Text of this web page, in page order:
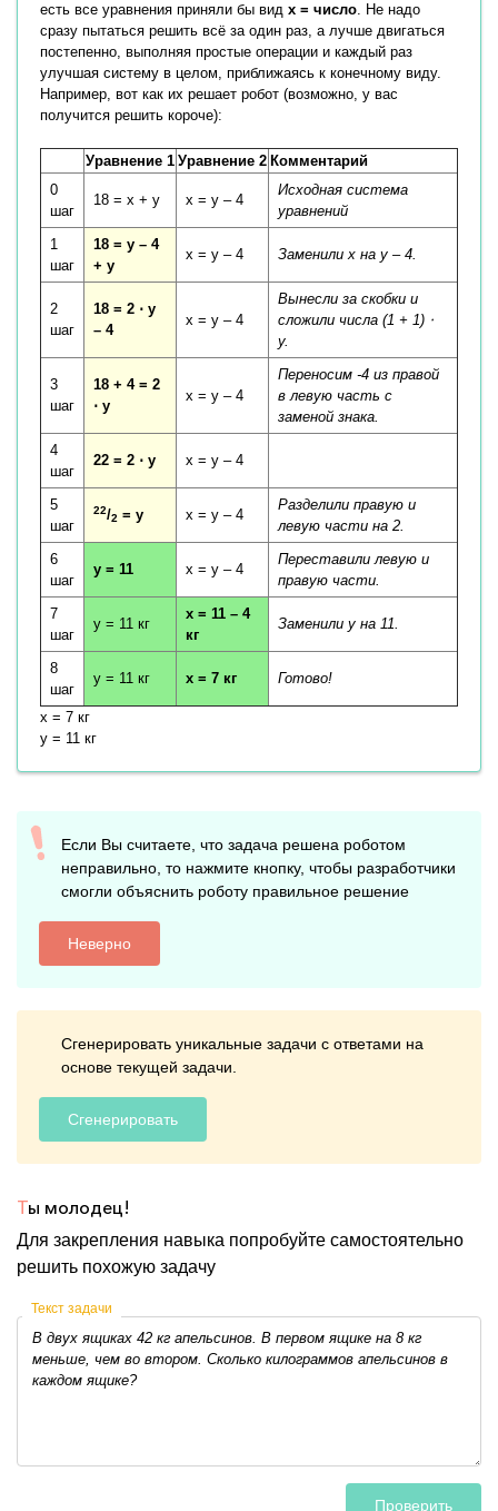
есть все уравнения приняли бы вид x = число. Не надо
сразу пытаться решить всё за один раз, а лучше двигаться
постепенно, выполняя простые операции и каждый раз
улучшая систему в целом, приближаясь к конечному виду.
Например, вот как их решает робот (возможно, у вас
получится решить короче):
Уравнение 1 Уравнение 2 Комментарий
0
шаг
18 = x + y x = y – 4
Исходная система
уравнений
1
шаг
18 = y – 4
+ y
x = y – 4 Заменили x на y – 4.
2
шаг
18 = 2 ⋅ y
– 4
x = y – 4
Вынесли за скобки и
сложили числа (1 + 1) ⋅
y.
3
шаг
18 + 4 = 2
⋅ y
x = y – 4
Переносим -4 из правой
в левую часть с
заменой знака.
4
шаг
22 = 2 ⋅ y x = y – 4
5
шаг
22/2 = y x = y – 4
Разделили правую и
левую части на 2.
6
шаг
y = 11 x = y – 4
Переставили левую и
правую части.
7
шаг
y = 11 кг
x = 11 – 4
кг
Заменили y на 11.
8
шаг
y = 11 кг x = 7 кг Готово!
x = 7 кг
y = 11 кг
Если Вы считаете, что задача решена роботом
неправильно, то нажмите кнопку, чтобы разработчики
смогли объяснить роботу правильное решение
Неверно
Сгенерировать уникальные задачи с ответами на
основе текущей задачи.
Сгенерировать
Ты молодец!
Для закрепления навыка попробуйте самостоятельно
решить похожую задачу
Текст задачи
Проверить